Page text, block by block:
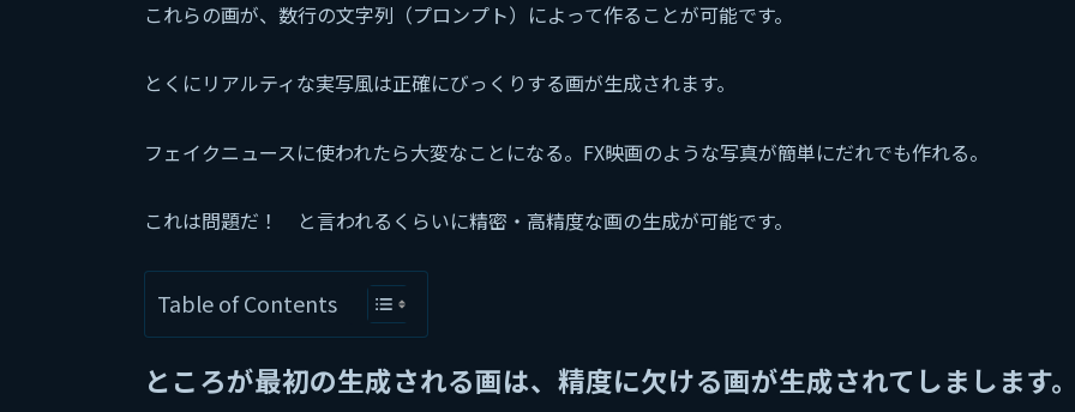
これらの画が、数行の文字列（プロンプト）によって作ることが可能です。
とくにリアルティな実写風は正確にびっくりする画が生成されます。
フェイクニュースに使われたら大変なことになる。FX映画のような写真が簡単にだれでも作れる。
これは問題だ！ と言われるくらいに精密・高精度な画の生成が可能です。
Table of Contents
ところが最初の生成される画は、精度に欠ける画が生成されてしまします